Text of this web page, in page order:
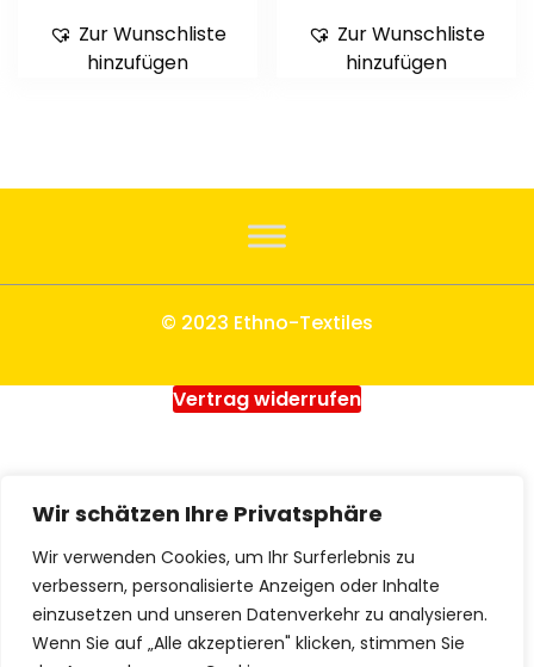
Wir schätzen Ihre Privatsphäre
Wir verwenden Cookies, um Ihr Surferlebnis zu
verbessern, personalisierte Anzeigen oder Inhalte
einzusetzen und unseren Datenverkehr zu analysieren.
Wenn Sie auf „Alle akzeptieren" klicken, stimmen Sie
Zur Wunschliste
hinzufügen
Zur Wunschliste
hinzufügen
© 2023 Ethno-Textiles
Vertrag widerrufen